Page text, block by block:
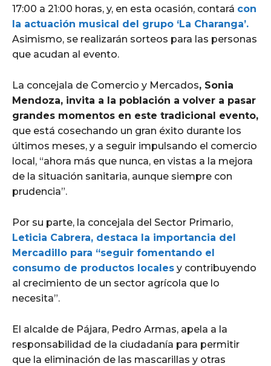
17:00 a 21:00 horas, y, en esta ocasión, contará con
la actuación musical del grupo ‘La Charanga’.
Asimismo, se realizarán sorteos para las personas
que acudan al evento.
La concejala de Comercio y Mercados, Sonia
Mendoza, invita a la población a volver a pasar
grandes momentos en este tradicional evento,
que está cosechando un gran éxito durante los
últimos meses, y a seguir impulsando el comercio
local, “ahora más que nunca, en vistas a la mejora
de la situación sanitaria, aunque siempre con
prudencia”.
Por su parte, la concejala del Sector Primario,
Leticia Cabrera, destaca la importancia del
Mercadillo para “seguir fomentando el
consumo de productos locales y contribuyendo
al crecimiento de un sector agrícola que lo
necesita”.
El alcalde de Pájara, Pedro Armas, apela a la
responsabilidad de la ciudadanía para permitir
que la eliminación de las mascarillas y otras